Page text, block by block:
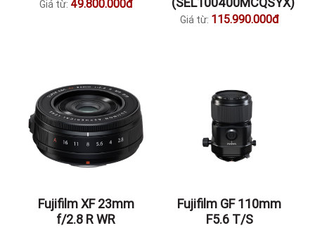
Giá từ: 49.800.000đ
Giá từ: 115.990.000đ
Fujifilm XF 23mm
f/2.8 R WR
Fujifilm GF 110mm
F5.6 T/S